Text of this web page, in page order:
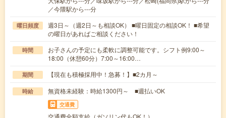
／今隈駅から---分
曜日頻度
週3日～（週2日～も相談OK） ■曜日固定の相談OK！ ■希望
の曜日があればご相談ください！
時間
お子さんの予定にも柔軟に調整可能です。シフト例9:00～
18:00（休憩60分）7:00～16:00…
期間 【現在も積極採用中！急募！】■2カ月～
時給 無資格未経験：時給1300円～ ■週払いOK
交通費